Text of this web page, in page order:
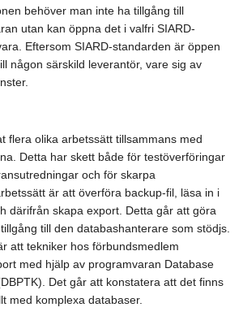
behöver man inte ha tillgång till
utan kan öppna det i valfri SIARD-
Eftersom SIARD-standarden är öppen
någon särskild leverantör, vare sig av
flera olika arbetssätt tillsammans med
Detta har skett både för testöverföringar
och för skarpa
är att överföra backup-fil, läsa in i
därifrån skapa export. Detta går att göra
till den databashanterare som stödjs.
att tekniker hos förbundsmedlem
med hjälp av programvaran Database
Det går att konstatera att det finns
med komplexa databaser.